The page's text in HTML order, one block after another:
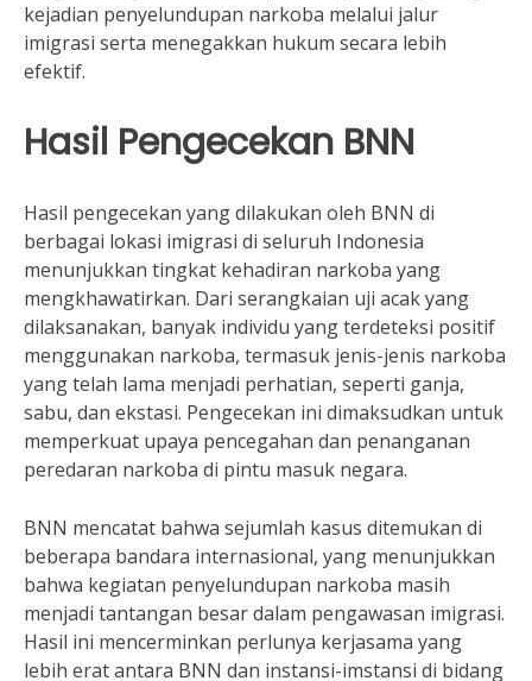
kejadian penyelundupan narkoba melalui jalur
imigrasi serta menegakkan hukum secara lebih
efektif.
Hasil Pengecekan BNN
Hasil pengecekan yang dilakukan oleh BNN di
berbagai lokasi imigrasi di seluruh Indonesia
menunjukkan tingkat kehadiran narkoba yang
mengkhawatirkan. Dari serangkaian uji acak yang
dilaksanakan, banyak individu yang terdeteksi positif
menggunakan narkoba, termasuk jenis-jenis narkoba
yang telah lama menjadi perhatian, seperti ganja,
sabu, dan ekstasi. Pengecekan ini dimaksudkan untuk
memperkuat upaya pencegahan dan penanganan
peredaran narkoba di pintu masuk negara.
BNN mencatat bahwa sejumlah kasus ditemukan di
beberapa bandara internasional, yang menunjukkan
bahwa kegiatan penyelundupan narkoba masih
menjadi tantangan besar dalam pengawasan imigrasi.
Hasil ini mencerminkan perlunya kerjasama yang
lebih erat antara BNN dan instansi-imstansi di bidang